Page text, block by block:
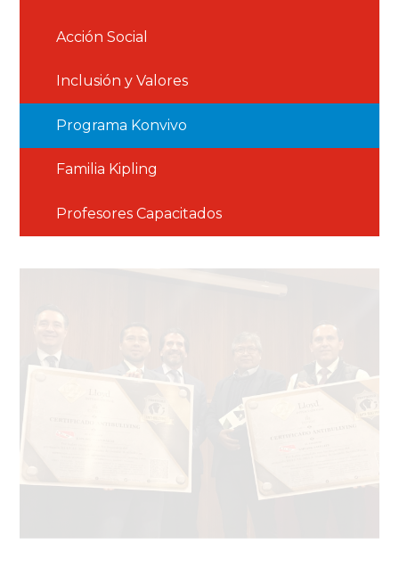
Acción Social
Inclusión y Valores
Programa Konvivo
Familia Kipling
Profesores Capacitados